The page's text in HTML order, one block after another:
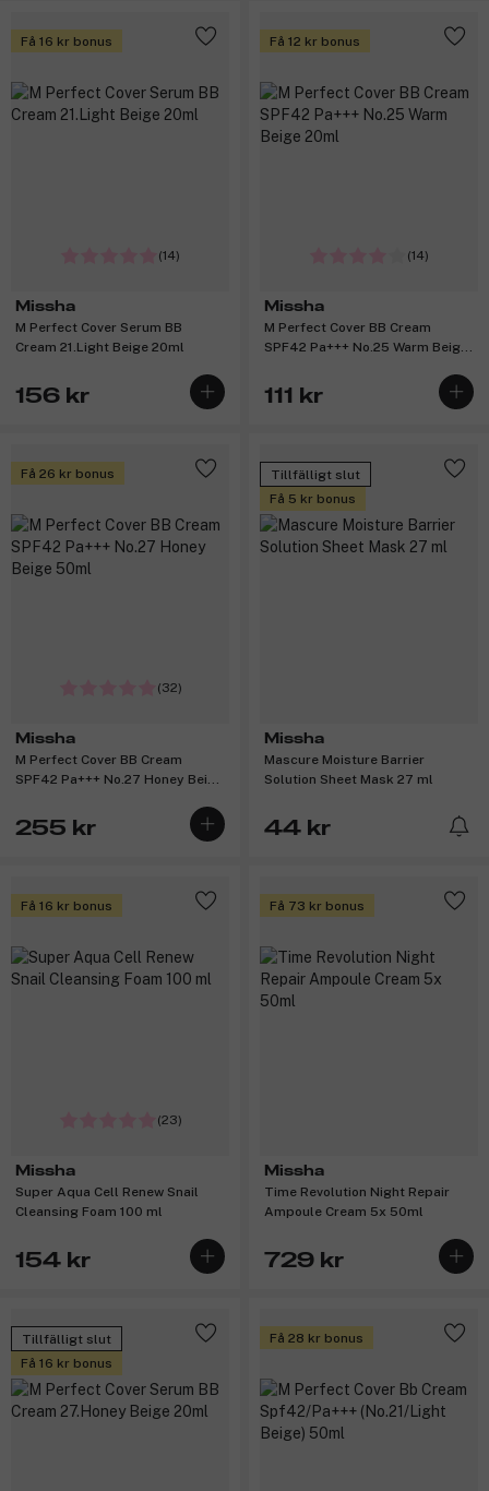
Få 16 kr bonus
(14)
Missha
M Perfect Cover Serum BB
Cream 21.Light Beige 20ml
156 kr
Få 12 kr bonus
(14)
Missha
M Perfect Cover BB Cream
SPF42 Pa+++ No.25 Warm Beige
111 kr
Få 26 kr bonus
(32)
Missha
M Perfect Cover BB Cream
SPF42 Pa+++ No.27 Honey Beige
255 kr
Tillfälligt slut
Få 5 kr bonus
Missha
Mascure Moisture Barrier
Solution Sheet Mask 27 ml
44 kr
Få 16 kr bonus
(23)
Missha
Super Aqua Cell Renew Snail
Cleansing Foam 100 ml
154 kr
Få 73 kr bonus
Missha
Time Revolution Night Repair
Ampoule Cream 5x 50ml
729 kr
Tillfälligt slut
Få 16 kr bonus
Få 28 kr bonus